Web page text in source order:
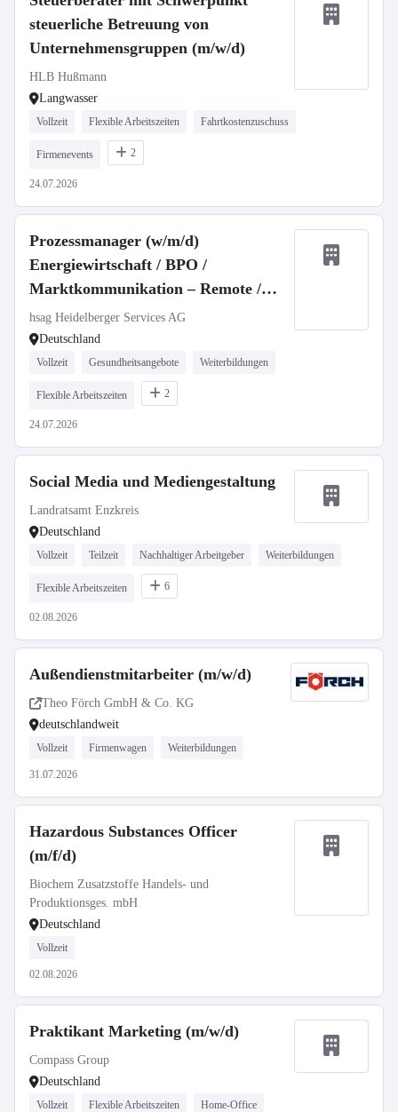
steuerliche Betreuung von
Unternehmensgruppen (m/w/d)
HLB Hußmann
Langwasser
Vollzeit Flexible Arbeitszeiten Fahrtkostenzuschuss
Firmenevents 2
24.07.2026
Prozessmanager (w/m/d)
Energiewirtschaft / BPO /
Marktkommunikation – Remote /
Homeoffice
hsag Heidelberger Services AG
Deutschland
Vollzeit Gesundheitsangebote Weiterbildungen
Flexible Arbeitszeiten 2
24.07.2026
Social Media und Mediengestaltung
Landratsamt Enzkreis
Deutschland
Vollzeit Teilzeit Nachhaltiger Arbeitgeber Weiterbildungen
Flexible Arbeitszeiten 6
02.08.2026
Außendienstmitarbeiter (m/w/d)
Theo Förch GmbH & Co. KG
deutschlandweit
Vollzeit Firmenwagen Weiterbildungen
31.07.2026
Hazardous Substances Officer
(m/f/d)
Biochem Zusatzstoffe Handels- und
Produktionsges. mbH
Deutschland
Vollzeit
02.08.2026
Praktikant Marketing (m/w/d)
Compass Group
Deutschland
Vollzeit Flexible Arbeitszeiten Home-Office